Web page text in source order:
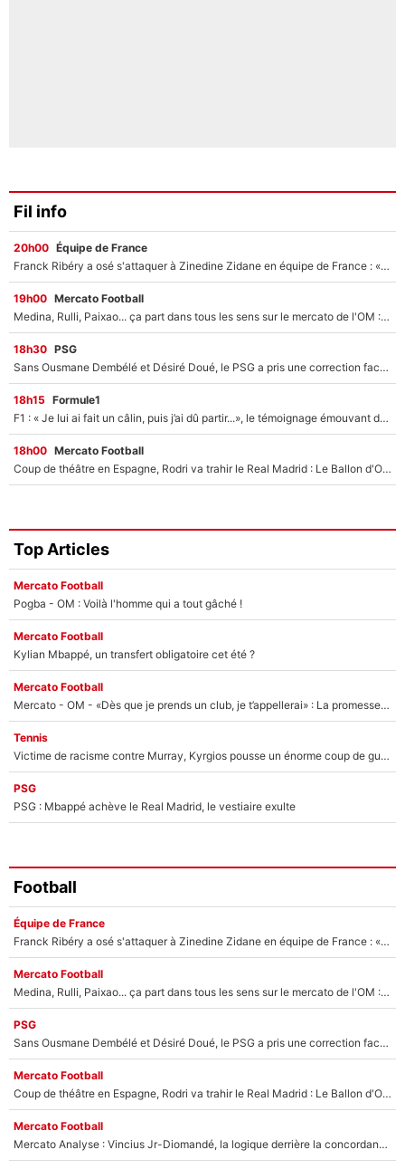
Fil info
20h00 Équipe de France
Franck Ribéry a osé s'attaquer à Zinedine Zidane en équipe de France : «Je n'aurais jamais fait ça»
19h00 Mercato Football
Medina, Rulli, Paixao... ça part dans tous les sens sur le mercato de l'OM : Frank McCourt va enfin récupérer l'argent qu'il attend ?
18h30 PSG
Sans Ousmane Dembélé et Désiré Doué, le PSG a pris une correction face à Majorque : Luis Enrique attend avec impatience des renforts !
18h15 Formule1
F1 : « Je lui ai fait un câlin, puis j’ai dû partir...», le témoignage émouvant de Max Verstappen sur sa fille
18h00 Mercato Football
Coup de théâtre en Espagne, Rodri va trahir le Real Madrid : Le Ballon d'Or a choisi de signer au FC Barcelone !
Top Articles
Mercato Football
Pogba - OM : Voilà l'homme qui a tout gâché !
Mercato Football
Kylian Mbappé, un transfert obligatoire cet été ?
Mercato Football
Mercato - OM - «Dès que je prends un club, je t’appellerai» : La promesse de Marcelino au moment de claquer la porte
Tennis
Victime de racisme contre Murray, Kyrgios pousse un énorme coup de gueule !
PSG
PSG : Mbappé achève le Real Madrid, le vestiaire exulte
Football
Équipe de France
Franck Ribéry a osé s'attaquer à Zinedine Zidane en équipe de France : «Je n'aurais jamais fait ça»
Mercato Football
Medina, Rulli, Paixao... ça part dans tous les sens sur le mercato de l'OM : Frank McCourt va enfin récupérer l'argent qu'il attend ?
PSG
Sans Ousmane Dembélé et Désiré Doué, le PSG a pris une correction face à Majorque : Luis Enrique attend avec impatience des renforts !
Mercato Football
Coup de théâtre en Espagne, Rodri va trahir le Real Madrid : Le Ballon d'Or a choisi de signer au FC Barcelone !
Mercato Football
Mercato Analyse : Vincius Jr-Diomandé, la logique derrière la concordance des temps